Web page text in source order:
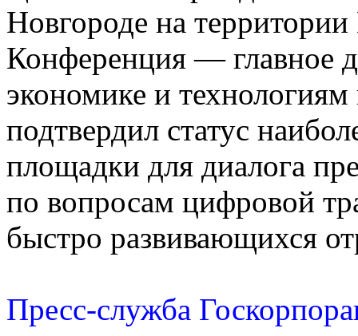
Новгороде на
Конференция — главное
экономике и
подтвердил статус
площадки для диалога
по вопросам цифровой
быстро развивающихся
Пресс-служба